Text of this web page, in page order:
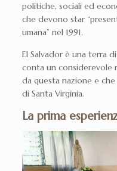
politiche, sociali ed
che devono star
umana” nel 1991.
El Salvador è una terra
conta un considerevole
da questa nazione e
di Santa Virginia.
La prima